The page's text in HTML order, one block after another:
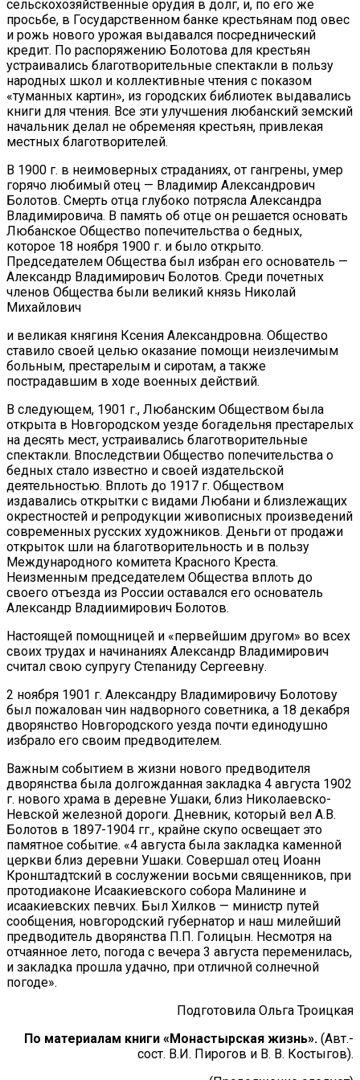
сельскохозяйственные орудия в долг, и, по его же
просьбе, в Государственном банке крестьянам под овес
и рожь нового урожая выдавался посреднический
кредит. По распоряжению Болотова для крестьян
устраивались благотворительные спектакли в пользу
народных школ и коллективные чтения с показом
«туманных картин», из городских библиотек выдавались
книги для чтения. Все эти улучшения любанский земский
начальник делал не обременяя крестьян, привлекая
местных благотворителей.
В 1900 г. в неимоверных страданиях, от гангрены, умер
горячо любимый отец — Владимир Александрович
Болотов. Смерть отца глубоко потрясла Александра
Владимировича. В память об отце он решается основать
Любанское Общество попечительства о бедных,
которое 18 ноября 1900 г. и было открыто.
Председателем Общества был избран его основатель —
Александр Владимирович Болотов. Среди почетных
членов Общества были великий князь Николай
Михайлович
и великая княгиня Ксения Александровна. Общество
ставило своей целью оказание помощи неизлечимым
больным, престарелым и сиротам, а также
пострадавшим в ходе военных действий.
В следующем, 1901 г., Любанским Обществом была
открыта в Новгородском уезде богадельня престарелых
на десять мест, устраивались благотворительные
спектакли. Впоследствии Общество попечительства о
бедных стало известно и своей издательской
деятельностью. Вплоть до 1917 г. Обществом
издавались открытки с видами Любани и близлежащих
окрестностей и репродукции живописных произведений
современных русских художников. Деньги от продажи
открыток шли на благотворительность и в пользу
Международного комитета Красного Креста.
Неизменным председателем Общества вплоть до
своего отъезда из России оставался его основатель
Александр Владиимирович Болотов.
Настоящей помощницей и «первейшим другом» во всех
своих трудах и начинаниях Александр Владимирович
считал свою супругу Степаниду Сергеевну.
2 ноября 1901 г. Александру Владимировичу Болотову
был пожалован чин надворного советника, а 18 декабря
дворянство Новгородского уезда почти единодушно
избрало его своим предводителем.
Важным событием в жизни нового предводителя
дворянства была долгожданная закладка 4 августа 1902
г. нового храма в деревне Ушаки, близ Николаевско-
Невской железной дороги. Дневник, который вел А.В.
Болотов в 1897-1904 гг., крайне скупо освещает это
памятное событие. «4 августа была закладка каменной
церкви близ деревни Ушаки. Совершал отец Иоанн
Кронштадтский в сослужении восьми священников, при
протодиаконе Исаакиевского собора Малинине и
исаакиевских певчих. Был Хилков — министр путей
сообщения, новгородский губернатор и наш милейший
предводитель дворянства П.П. Голицын. Несмотря на
отчаянное лето, погода с вечера 3 августа переменилась,
и закладка прошла удачно, при отличной солнечной
погоде».
Подготовила Ольга Троицкая
По материалам книги «Монастырская жизнь». (Авт.-
сост. В.И. Пирогов и В. В. Костыгов).